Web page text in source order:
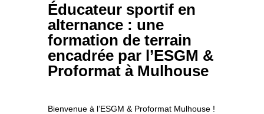
Éducateur sportif en
alternance : une
formation de terrain
encadrée par l’ESGM &
Proformat à Mulhouse
Bienvenue à l’ESGM & Proformat Mulhouse !